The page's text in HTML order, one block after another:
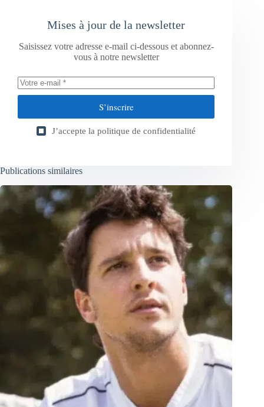
Mises à jour de la newsletter
Saisissez votre adresse e-mail ci-dessous et abonnez-
vous à notre newsletter
S’inscrire
J’accepte la politique de confidentialité
Publications similaires